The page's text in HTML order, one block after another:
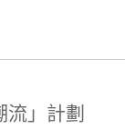
」計劃